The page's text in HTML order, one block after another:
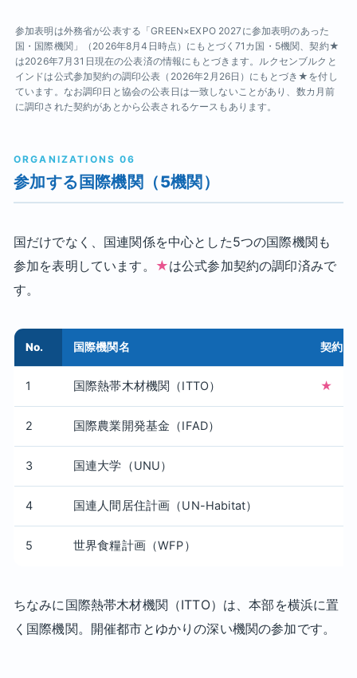
参加表明は外務省が公表する「GREEN×EXPO 2027に参加表明のあった
国・国際機関」（2026年8月4日時点）にもとづく71カ国・5機関、契約★
は2026年7月31日現在の公表済の情報にもとづきます。ルクセンブルクと
インドは公式参加契約の調印公表（2026年2月26日）にもとづき★を付し
ています。なお調印日と協会の公表日は一致しないことがあり、数カ月前
に調印された契約があとから公表されるケースもあります。
ORGANIZATIONS 06
参加する国際機関（5機関）
国だけでなく、国連関係を中心とした5つの国際機関も
参加を表明しています。
★は公式参加契約の調印済みで
す。
No. 国際機関名 契約
1 国際熱帯木材機関（ITTO） ★
2 国際農業開発基金（IFAD）
3 国連大学（UNU）
4 国連人間居住計画（UN-Habitat）
5 世界食糧計画（WFP）
ちなみに国際熱帯木材機関（ITTO）は、本部を横浜に置
く国際機関。開催都市とゆかりの深い機関の参加です。